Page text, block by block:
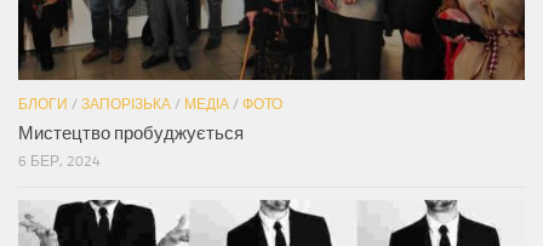
БЛОГИ / ЗАПОРІЗЬКА / МЕДІА / ФОТО
Мистецтво пробуджується
6 БЕР, 2024